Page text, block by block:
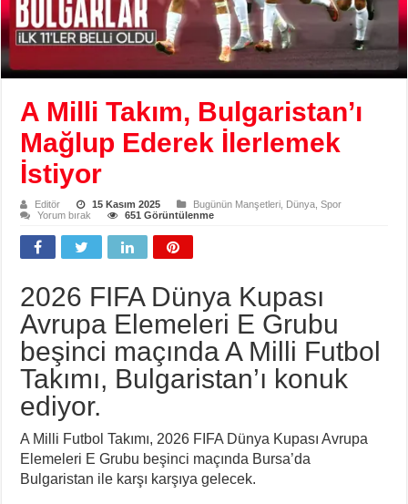
A Milli Takım, Bulgaristan’ı
Mağlup Ederek İlerlemek
İstiyor
Editör 15 Kasım 2025 Bugünün Manşetleri Dünya ,Spor
Yorum bırak
651 Görüntülenme
2026 FIFA Dünya Kupası
Avrupa Elemeleri E Grubu
beşinci maçında A Milli Futbol
Takımı, Bulgaristan’ı konuk
ediyor.
A Milli Futbol Takımı, 2026 FIFA Dünya Kupası Avrupa
Elemeleri E Grubu beşinci maçında Bursa’da
Bulgaristan ile karşı karşıya gelecek.